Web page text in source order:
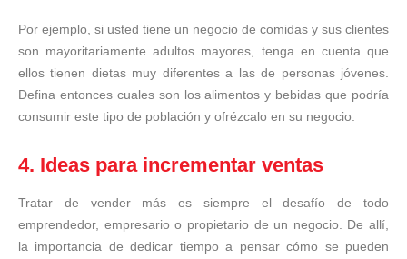
Por ejemplo, si usted tiene un negocio de comidas y sus clientes
son mayoritariamente adultos mayores, tenga en cuenta que
ellos tienen dietas muy diferentes a las de personas jóvenes.
Defina entonces cuales son los alimentos y bebidas que podría
consumir este tipo de población y ofrézcalo en su negocio.
4. Ideas para incrementar ventas
Tratar de vender más es siempre el desafío de todo
emprendedor, empresario o propietario de un negocio. De allí,
la importancia de dedicar tiempo a pensar cómo se pueden